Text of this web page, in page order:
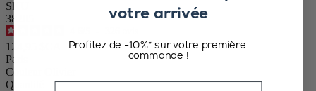
SKU
38205
124,95 $CA
Paris
Couleur
Quantité
votre arrivée
Profitez de -10%* sur votre première
commande !